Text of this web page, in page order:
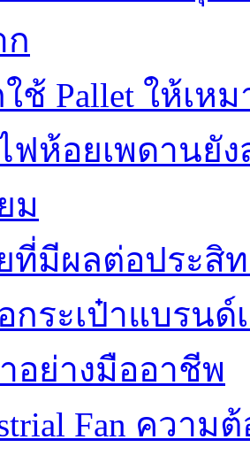
ก
ใช้ Pallet ให้เ
ฟห้อยเพดานยั
ม
ที่มีผลต่อประสิ
กระเป๋าแบรนด์
อย่างมืออาชีพ
Fan ควา